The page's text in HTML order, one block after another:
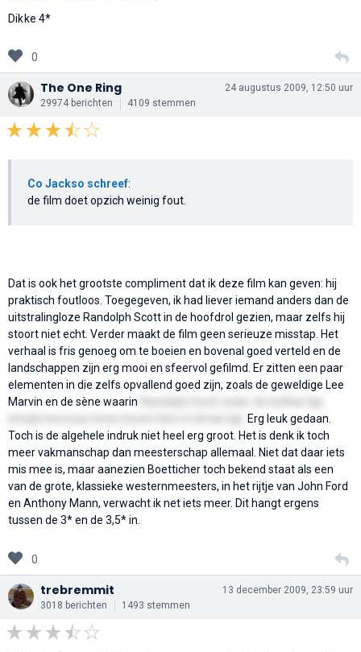
Dikke 4*
0
The One Ring
29974 berichten 4109 stemmen
24 augustus 2009, 12:50 uur
Co Jackso schreef:
de film doet opzich weinig fout.
Dat is ook het grootste compliment dat ik deze film kan geven: hij
praktisch foutloos. Toegegeven, ik had liever iemand anders dan de
uitstralingloze Randolph Scott in de hoofdrol gezien, maar zelfs hij
stoort niet echt. Verder maakt de film geen serieuze misstap. Het
verhaal is fris genoeg om te boeien en bovenal goed verteld en de
landschappen zijn erg mooi en sfeervol gefilmd. Er zitten een paar
elementen in die zelfs opvallend goed zijn, zoals de geweldige Lee
Marvin en de sène waarin
Erg leuk gedaan.
Toch is de algehele indruk niet heel erg groot. Het is denk ik toch
meer vakmanschap dan meesterschap allemaal. Niet dat daar iets
mis mee is, maar aanezien Boetticher toch bekend staat als een
van de grote, klassieke westernmeesters, in het rijtje van John Ford
en Anthony Mann, verwacht ik net iets meer. Dit hangt ergens
tussen de 3* en de 3,5* in.
0
trebremmit
3018 berichten 1493 stemmen
13 december 2009, 23:59 uur